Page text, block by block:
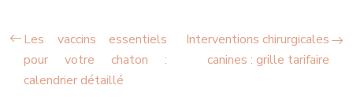
Les vaccins essentiels
pour votre chaton :
calendrier détaillé
Interventions chirurgicales
canines : grille tarifaire